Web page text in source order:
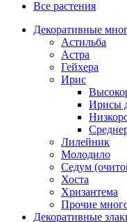
Все растения
Декоративные
Астильба
Астра
Гейхера
Ирис
Ирисы
Лилейник
Молодило
Седум
Хоста
Хризантема
Прочие
Декоративные